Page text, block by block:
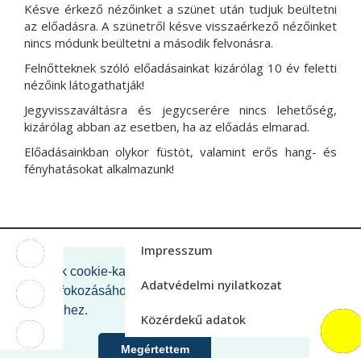
Oldalunk cookie-kat használ a felhasználói
élmény fokozásához és látogatási statisztikák
gyűjtéséhez.
Megértettem
Késve érkező nézőinket a szünet után tudjuk beültetni
az előadásra. A szünetről késve visszaérkező nézőinket
nincs módunk beültetni a második felvonásra.
Felnőtteknek szóló előadásainkat kizárólag 10 év feletti
nézőink látogathatják!
Jegyvisszaváltásra és jegycserére nincs lehetőség,
kizárólag abban az esetben, ha az előadás elmarad.
Előadásainkban olykor füstöt, valamint erős hang- és
fényhatásokat alkalmazunk!
M_FACEBOOK
M_INSTAGRAM
M_YOUTUBE
Impresszum
Adatvédelmi nyilatkozat
Közérdekű adatok